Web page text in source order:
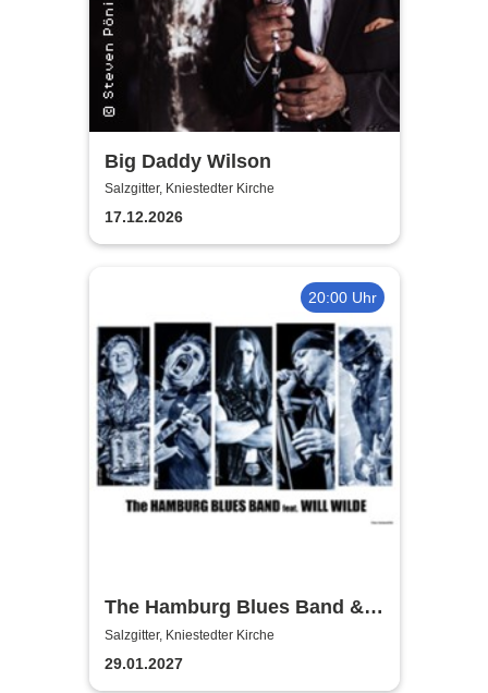
Big Daddy Wilson
Salzgitter, Kniestedter Kirche
17.12.2026
20:00 Uhr
The Hamburg Blues Band &
Friends
Salzgitter, Kniestedter Kirche
29.01.2027